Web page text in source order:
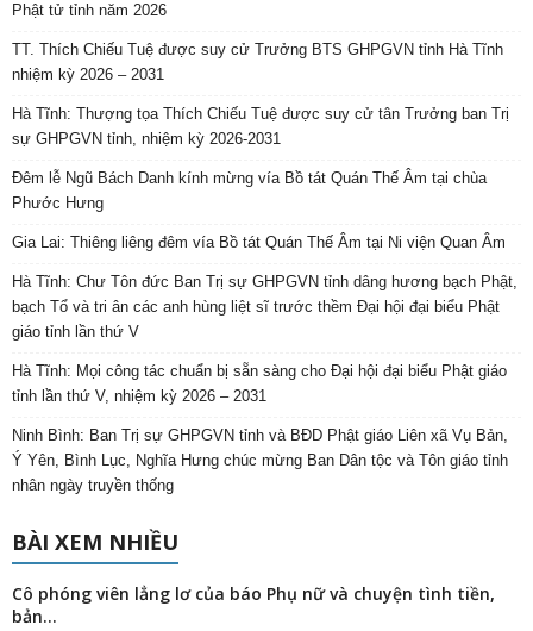
Phật tử tỉnh năm 2026
TT. Thích Chiếu Tuệ được suy cử Trưởng BTS GHPGVN tỉnh Hà Tĩnh
nhiệm kỳ 2026 – 2031
Hà Tĩnh: Thượng tọa Thích Chiếu Tuệ được suy cử tân Trưởng ban Trị
sự GHPGVN tỉnh, nhiệm kỳ 2026-2031
Đêm lễ Ngũ Bách Danh kính mừng vía Bồ tát Quán Thế Âm tại chùa
Phước Hưng
Gia Lai: Thiêng liêng đêm vía Bồ tát Quán Thế Âm tại Ni viện Quan Âm
Hà Tĩnh: Chư Tôn đức Ban Trị sự GHPGVN tỉnh dâng hương bạch Phật,
bạch Tổ và tri ân các anh hùng liệt sĩ trước thềm Đại hội đại biểu Phật
giáo tỉnh lần thứ V
Hà Tĩnh: Mọi công tác chuẩn bị sẵn sàng cho Đại hội đại biểu Phật giáo
tỉnh lần thứ V, nhiệm kỳ 2026 – 2031
Ninh Bình: Ban Trị sự GHPGVN tỉnh và BĐD Phật giáo Liên xã Vụ Bản,
Ý Yên, Bình Lục, Nghĩa Hưng chúc mừng Ban Dân tộc và Tôn giáo tỉnh
nhân ngày truyền thống
BÀI XEM NHIỀU
Cô phóng viên lẳng lơ của báo Phụ nữ và chuyện tình tiền,
bản...